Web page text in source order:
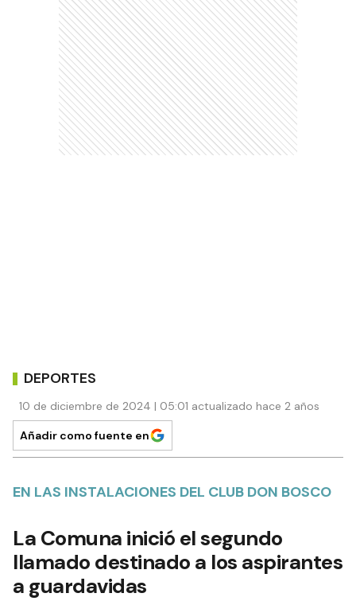
DEPORTES
10 de diciembre de 2024 | 05:01 actualizado hace 2 años
Añadir como fuente en
EN LAS INSTALACIONES DEL CLUB DON BOSCO
La Comuna inició el segundo
llamado destinado a los aspirantes
a guardavidas